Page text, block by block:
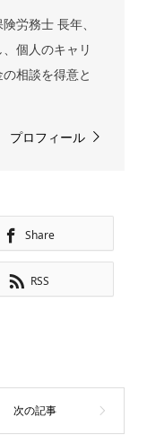
労務士 長年、
個人のキャリ
相談を得意と
プロフィール
Share
RSS